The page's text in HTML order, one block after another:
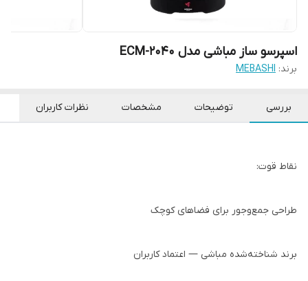
اسپرسو ساز مباشی مدل ECM-2040
برند: MEBASHI
بررسی توضیحات مشخصات نظرات کاربران
نقاط قوت:
طراحی جمع‌وجور برای فضاهای کوچک
برند شناخته‌شده مباشی — اعتماد کاربران